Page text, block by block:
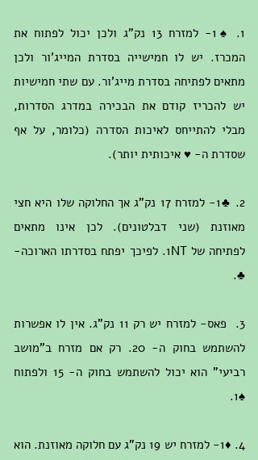
1.
♠1-
למזרח 13 נק"ג ולכן יכול לפתוח את
המכרז. יש לו חמישייה בסדרת המייג'ור ולכן
מתאים לפתיחה בסדרת מייג'ור. עם שתי חמישיות
יש להכריז קודם את הבכירה במדרג הסדרות,
מבלי להתייחס לאיכות הסדרה (כלומר, על אף
שסדרת ה- ♥ איכותית יותר).
2. ♣1- למזרח 17 נק"ג אך החלוקה שלו היא חצי
מאוזנת (שני דבלטונים). לכן אינו מתאים
לפתיחה של 1NT. לפיכך יפתח בסדרתו הארוכה-
♣.
3. פאס- למזרח יש רק 11 נק"ג. אין לו אפשרות
להשתמש בחוק ה- 20. רק אם מזרח ב"מושב
רביעי" הוא יכול להשתמש בחוק ה- 15 ולפתוח
♠1.
4. ♦1- למזרח יש 19 נק"ג עם חלוקה מאוזנת. הוא